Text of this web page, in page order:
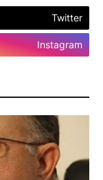
Twitter
Instagram